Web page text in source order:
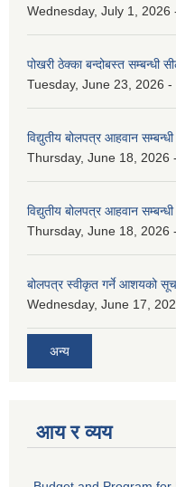
Wednesday, July 1, 2026
पोखरी ठेक्का बन्दोबस्त सम्बन्धी
Tuesday, June 23, 2026 -
विद्युतीय बोलपत्र आहवान
Thursday, June 18, 2026
विद्युतीय बोलपत्र आहवान
Thursday, June 18, 2026
बोलपत्र स्वीकृत गर्ने आशयको
Wednesday, June 17,
अन्य
आय र व्यय